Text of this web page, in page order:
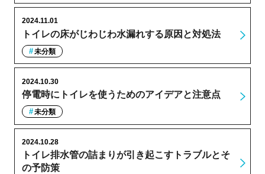
トイレの床がじわじわ水漏れする原因と対処法
2024.11.01
未分類
停電時にトイレを使うためのアイデアと注意点
2024.10.30
未分類
トイレ排水管の詰まりが引き起こすトラブルとそ
の予防策
2024.10.28